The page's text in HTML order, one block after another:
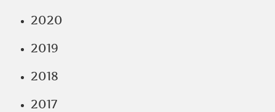
2020
2019
2018
2017